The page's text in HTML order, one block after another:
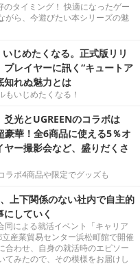
タイミング！ 快適になったゲー
がら、今遊びたい本シリーズの魅
じめたくなる。正式版リリ
レイヤーに訊く“キュートア
知れぬ魅力とは
いじめたくなる！
爻光とUGREENのコラボは
豪華！全6商品に使える5％オ
ー撮影会など、盛りだくさ
ラボ4商品や限定でグッズも
上下関係のない社内で自主的
していく
による就活イベント「キャリア
産業貿易センター浜松町館で開催
合わせ、自身の就活時のエピソー
てみたので、その模様をお届けし